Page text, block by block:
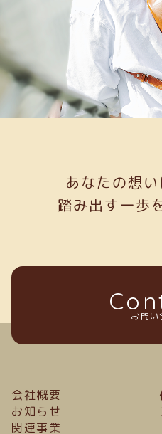
あなたの想い
踏み出す一歩
お問い
会社概要
お知らせ
関連事業